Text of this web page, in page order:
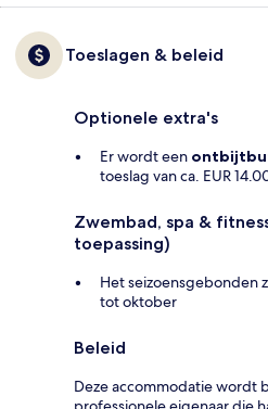
Toeslagen & beleid
Optionele extra's
Er wordt een
toeslag van ca. EUR
Zwembad, spa &
toepassing)
Het seizoensgebonden
tot oktober
Beleid
Deze accommodatie wordt